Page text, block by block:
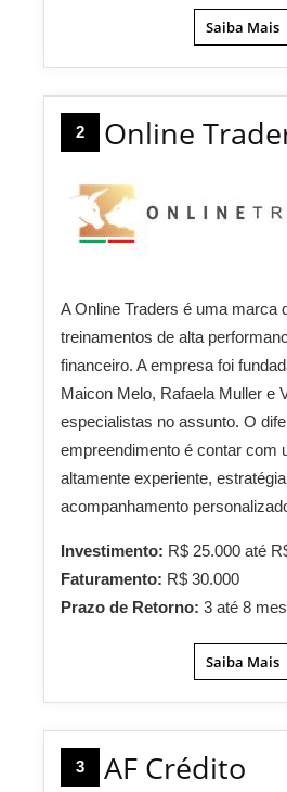
Saiba Mais
2 Online
A Online Traders é uma marca
treinamentos de alta
financeiro. A empresa foi
Maicon Melo, Rafaela Muller e
especialistas no assunto. O
empreendimento é contar com
altamente experiente,
acompanhamento
Investimento: R$ 25.000 até
Faturamento: R$ 30.000
Prazo de Retorno: 3 até 8
Saiba Mais
3 AF Crédito